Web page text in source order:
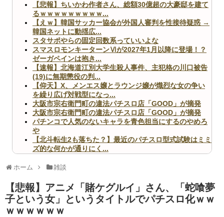
【悲報】ちいかわ作者さん、総額30億超の大豪邸を建て
るｗｗｗｗｗｗｗｗｗ...
【えｗ】韓国サッカー協会が外国人審判を性接待疑惑 →
韓国ネットに動揺広...
スタサポやらの固定回数系っていいよな
スマスロモンキーターンⅥが2027年1月以降に登場！？
ゼーガペインは抱き...
【速報】北海道江別大学生殺人事件、主犯格の川口被告
(19)に無期懲役の判...
【仰天】X、メンエス嬢とラウンジ嬢が熾烈な女の争い
を繰り広げ対戦型になっ...
大阪市宗右衛門町の違法パチスロ店「GOOD」が摘発
大阪市宗右衛門町の違法パチスロ店「GOOD」が摘発
パチンコで人気のないキャラを青色担当にするのやめろ
や
【北斗転生2も落ちた？】最近のパチスロ型式試験はミミ
ズ的な何かが通りにく...
いヤバいか教えて？...
ホーム 雑談
【悲報】アニメ「賭ケグルイ」さん、「蛇喰夢
子という女」というタイトルでパチスロ化ｗｗ
ｗｗｗｗｗｗ